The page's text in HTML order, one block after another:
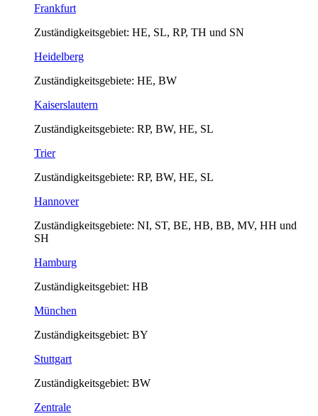
Frankfurt
Zuständigkeitsgebiet: HE, SL, RP, TH und SN
Heidelberg
Zuständigkeitsgebiete: HE, BW
Kaiserslautern
Zuständigkeitsgebiete: RP, BW, HE, SL
Trier
Zuständigkeitsgebiete: RP, BW, HE, SL
Hannover
Zuständigkeitsgebiete: NI, ST, BE, HB, BB, MV, HH und
SH
Hamburg
Zuständigkeitsgebiet: HB
München
Zuständigkeitsgebiet: BY
Stuttgart
Zuständigkeitsgebiet: BW
Zentrale